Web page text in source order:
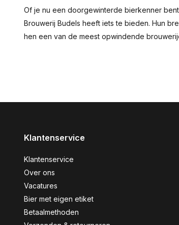
Of je nu een doorgewinterde bierkenner
Brouwerij Budels heeft iets te bieden. Hun
hen een van de meest opwindende
Klantenservice
Klantenservice
Over ons
Vacatures
Bier met eigen etiket
Betaalmethoden